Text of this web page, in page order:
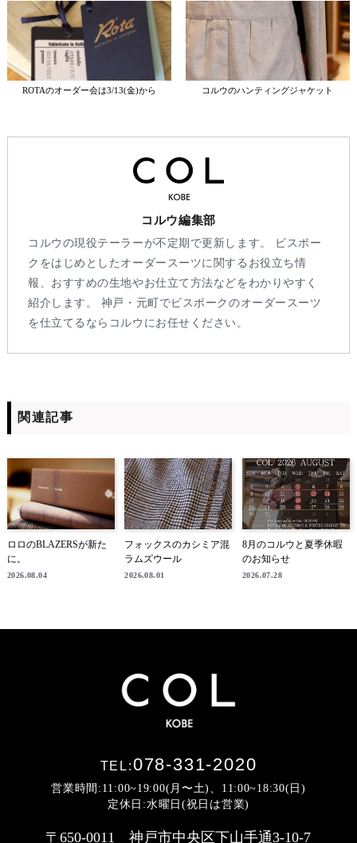
ROTAのオーダー会は3/13(金)から コルウのハンティングジャケット
コルウ編集部
コルウの現役テーラーが不定期で更新します。 ビスポー
クをはじめとしたオーダースーツに関するお役立ち情
報、おすすめの生地やお仕立て方法などをわかりやすく
紹介します。 神戸・元町でビスポークのオーダースーツ
を仕立てるならコルウにお任せください。
関連記事
ロロのBLAZERSが新た
に。
2026.08.04
フォックスのカシミア混
ラムズウール
2026.08.01
8月のコルウと夏季休暇
のお知らせ
2026.07.28
TEL:078-331-2020
営業時間:11:00~19:00(月〜土)、11:00~18:30(日)
定休日:水曜日(祝日は営業)
〒650-0011 神戸市中央区下山手通3-10-7